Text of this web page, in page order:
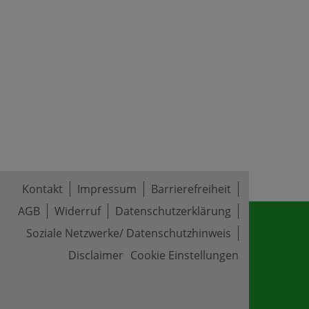
Kontakt Impressum
Barrierefreiheit
AGB
Widerruf
Datenschutzerklärung
Soziale Netzwerke/ Datenschutzhinweis
Disclaimer Cookie Einstellungen